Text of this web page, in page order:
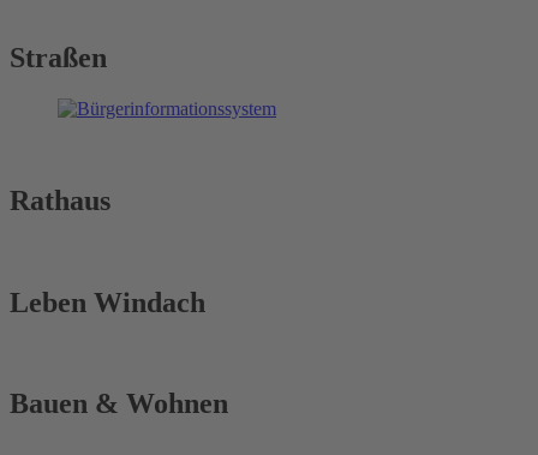
Straßen
Rathaus
Leben Windach
Bauen & Wohnen